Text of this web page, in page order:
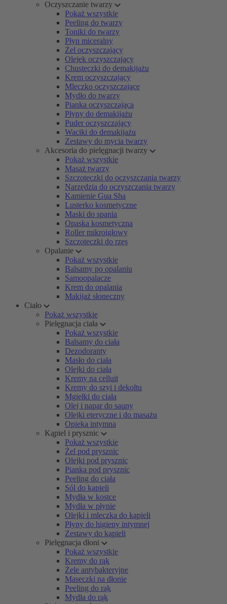
Oczyszczanie twarzy
Pokaż wszystkie
Peeling do twarzy
Toniki do twarzy
Płyn miceralny
Żel oczyszczający
Olejek oczyszczający
Chusteczki do demakijażu
Krem oczyszczający
Mleczko oczyszczające
Mydło do twarzy
Pianka oczyszczająca
Płyny do demakijażu
Puder oczyszczający
Waciki do demakijażu
Zestawy do mycia twarzy
Akcesoria do pielęgnacji twarzy
Pokaż wszystkie
Masaż twarzy
Szczoteczki do oczyszczania twarzy
Narzędzia do oczyszczania twarzy
Kamienie Gua Sha
Lusterko kosmetyczne
Maski do spania
Opaska kosmetyczna
Roller mikroigłowy
Szczoteczki do rzęs
Opalanie
Pokaż wszystkie
Balsamy po opalaniu
Samoopalacze
Krem do opalania
Makijaż słoneczny
Ciało
Pokaż wszystkie
Pielęgnacja ciała
Pokaż wszystkie
Balsamy do ciała
Dezodoranty
Masło do ciała
Olejki do ciała
Kremy na celluit
Kremy do szyi i dekoltu
Mgiełki do ciała
Olej i napar do sauny
Olejki eteryczne i do masażu
Opieka intymna
Kąpiel i prysznic
Pokaż wszystkie
Żel pod prysznic
Olejki pod prysznic
Pianka pod prysznic
Peeling do ciała
Sól do kąpieli
Mydła w kostce
Mydła w płynie
Olejki i mleczka do kąpieli
Płyny do higieny intymnej
Zestawy do kąpieli
Pielęgnacja dłoni
Pokaż wszystkie
Kremy do rąk
Żele antybakteryjne
Maseczki na dłonie
Peeling do rąk
Mydła do rąk